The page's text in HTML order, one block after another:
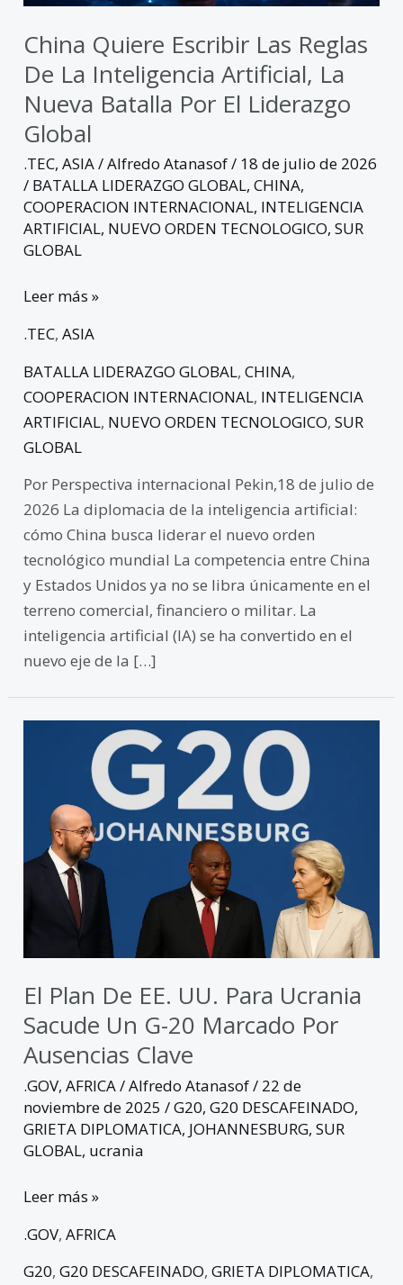
China Quiere Escribir Las Reglas
De La Inteligencia Artificial, La
Nueva Batalla Por El Liderazgo
Global
.TEC,ASIA/Alfredo Atanasof/ 18 de julio de 2026
/ BATALLA LIDERAZGO GLOBAL,CHINA,
COOPERACION INTERNACIONAL, INTELIGENCIA
ARTIFICIAL, NUEVO ORDEN TECNOLOGICO,SUR
GLOBAL
la
nueva
batalla
por
el
liderazgo
global
Leer más »
.TEC,ASIA
BATALLA LIDERAZGO GLOBAL,CHINA,
COOPERACION INTERNACIONAL, INTELIGENCIA
ARTIFICIAL, NUEVO ORDEN TECNOLOGICO,SUR
GLOBAL
Por Perspectiva internacional Pekin,18 de julio de
2026 La diplomacia de la inteligencia artificial:
cómo China busca liderar el nuevo orden
tecnológico mundial La competencia entre China
y Estados Unidos ya no se libra únicamente en el
terreno comercial, financiero o militar. La
inteligencia artificial (IA) se ha convertido en el
nuevo eje de la […]
El Plan De EE. UU. Para Ucrania
Sacude Un G-20 Marcado Por
Ausencias Clave
.GOV,AFRICA/Alfredo Atanasof/ 22 de
noviembre de 2025/G20,G20 DESCAFEINADO,
GRIETA DIPLOMATICA, JOHANNESBURG,SUR
GLOBAL, ucrania
UU.
para
Ucrania
sacude
G-
20
marcado
por
ausencias
clave
Leer más »
.GOV,AFRICA
G20,G20 DESCAFEINADO,GRIETA DIPLOMATICA,